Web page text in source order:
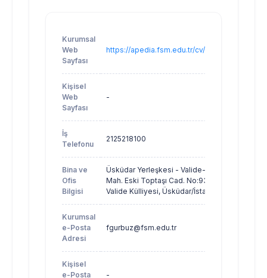
Kurumsal
Web
Sayfası
https://apedia.fsm.edu.tr/cv/fgurbuz
Kişisel
Web
Sayfası
-
İş
Telefonu
2125218100
Bina ve
Ofis
Bilgisi
Üsküdar Yerleşkesi - Valide-i Atik
Mah. Eski Toptaşı Cad. No:93 Atik
Valide Külliyesi, Üsküdar/İstanbul
Kurumsal
e-Posta
Adresi
fgurbuz@fsm.edu.tr
Kişisel
e-Posta
-